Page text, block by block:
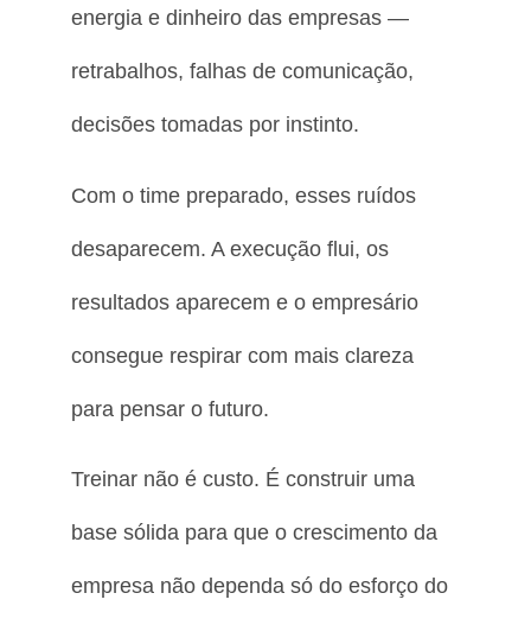
energia e dinheiro das empresas —
retrabalhos, falhas de comunicação,
decisões tomadas por instinto.
Com o time preparado, esses ruídos
desaparecem. A execução flui, os
resultados aparecem e o empresário
consegue respirar com mais clareza
para pensar o futuro.
Treinar não é custo. É construir uma
base sólida para que o crescimento da
empresa não dependa só do esforço do